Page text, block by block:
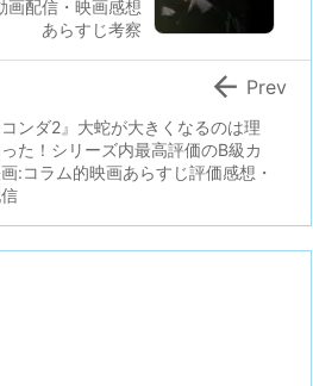
画配信・映画感想
あらすじ考察
コンダ2』大蛇が大きくなるのは理
た！シリーズ内最高評価のB級カ
:コラム的映画あらすじ評価感想・
 Prev